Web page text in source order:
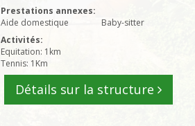
Prestations annexes:
Aide domestique
Baby-sitter
Activités:
Equitation: 1km
Tennis: 1Km
Détails sur la structure